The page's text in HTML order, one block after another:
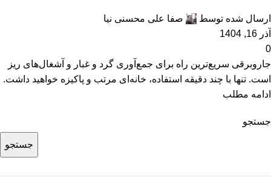
ارسال شده توسط
صفا علی محسنی نیا
آذر 16, 1404
0
جاروبرقی سریع‌ترین راه برای جمع‌آوری گرد و غبار و آشغال‌های ریز
است. تنها با چند دقیقه استفاده، خانه‌ای مرتب و پاکیزه خواهید داشت.
ادامه مطلب
جستجو
جستجو